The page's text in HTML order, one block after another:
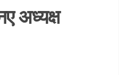
अध्यक्ष